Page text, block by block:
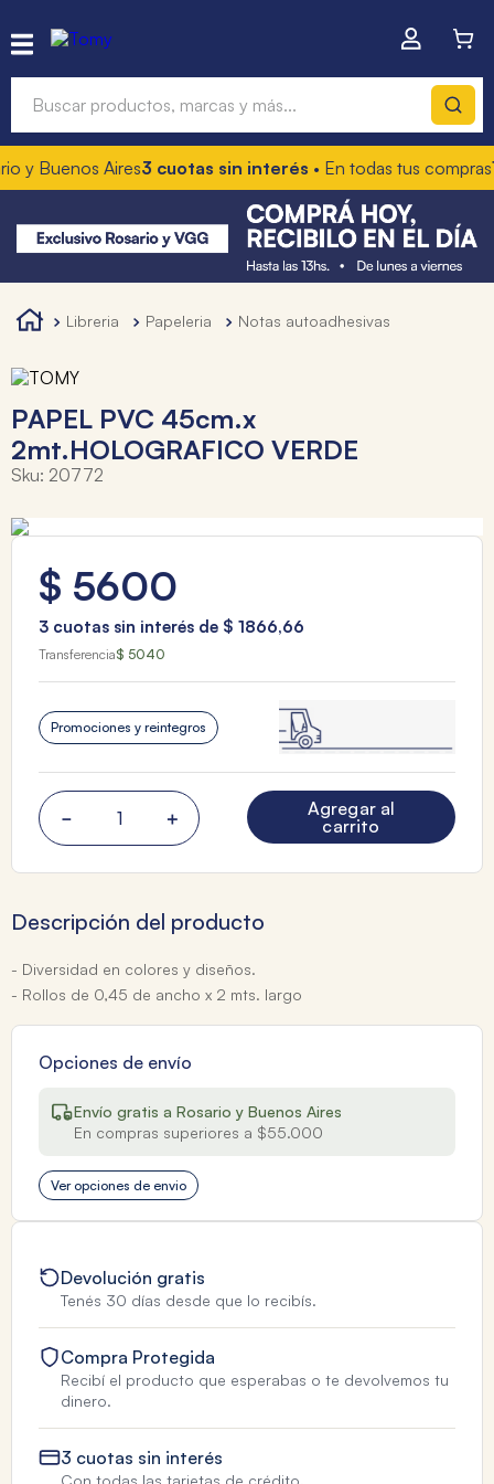
y Buenos Aires3 cuotas sin interés• En todas tus compras
libreria papeleria notas autoadhesivas
PAPEL PVC 45cm.x
2mt.HOLOGRAFICO VERDE
Sku: 20772
$ 5600
3 cuotas sin interés de $ 1866,66
Transferencia$ 5040
Promociones y reintegros
＋
－
Agregar al
carrito
Descripción del producto
- Diversidad en colores y diseños.
- Rollos de 0,45 de ancho x 2 mts. largo
Opciones de envío
Envío gratis a Rosario y Buenos Aires
En compras superiores a $55.000
Ver opciones de envio
Devolución gratis
Tenés 30 días desde que lo recibís.
Compra Protegida
Recibí el producto que esperabas o te devolvemos tu
dinero.
3 cuotas sin interés
Términos más buscados
1.
hot wheels
3